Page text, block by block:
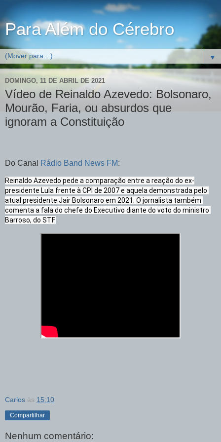
Para Além do Cérebro
▼
DOMINGO, 11 DE ABRIL DE 2021
Vídeo de Reinaldo Azevedo: Bolsonaro,
Mourão, Faria, ou absurdos que
ignoram a Constituição
Do Canal Rádio Band News FM:
Reinaldo Azevedo pede a comparação entre a reação do ex-
presidente Lula frente à CPI de 2007 e aquela demonstrada pelo
atual presidente Jair Bolsonaro em 2021. O jornalista também
comenta a fala do chefe do Executivo diante do voto do ministro
Barroso, do STF.
Carlos às 15:10
Compartilhar
Nenhum comentário: